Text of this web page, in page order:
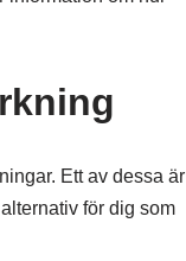
Ett av dessa är
för dig som